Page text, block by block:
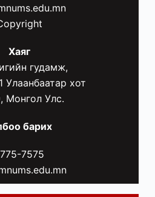
Хаяг
гудамж,
Улаанбаатар хот
Монгол Улс.
барих
7575